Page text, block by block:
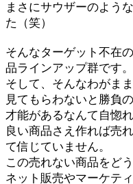
まさにサウザーのよう
た（笑）
そんなターゲット不在
品ラインアップ群です。
そして、そんなわがま
見てもらわないと勝負
才能があるなんて自惚
良い商品さえ作れば売
て信じていません。
この売れない商品をど
ネット販売やマーケテ